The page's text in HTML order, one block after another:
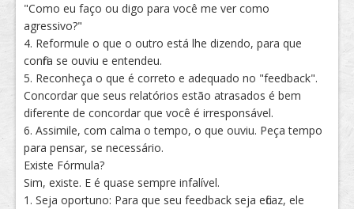
"Como eu faço ou digo para você me ver como
agressivo?"
4. Reformule o que o outro está lhe dizendo, para que
confira se ouviu e entendeu.
5. Reconheça o que é correto e adequado no "feedback".
Concordar que seus relatórios estão atrasados é bem
diferente de concordar que você é irresponsável.
6. Assimile, com calma o tempo, o que ouviu. Peça tempo
para pensar, se necessário.
Existe Fórmula?
Sim, existe. E é quase sempre infalível.
1. Seja oportuno: Para que seu feedback seja eficaz, ele